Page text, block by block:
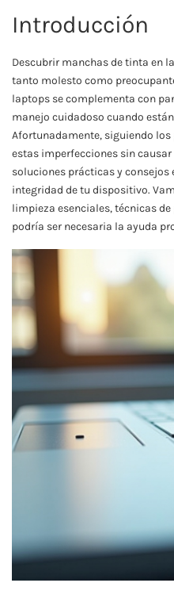
Introducción
Descubrir manchas de tinta en
tanto molesto como
laptops se complementa con
manejo cuidadoso cuando
Afortunadamente, siguiendo
estas imperfecciones sin
soluciones prácticas y consejos
integridad de tu dispositivo.
limpieza esenciales, técnicas
podría ser necesaria la ayuda